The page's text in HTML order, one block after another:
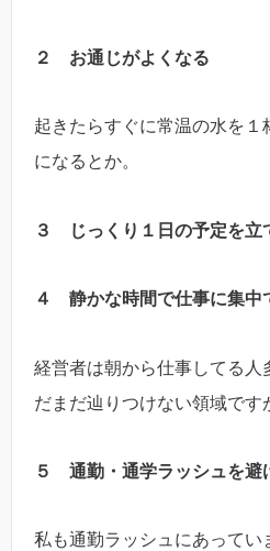
２ お通じがよくなる
起きたらすぐに常温の水を１
になるとか。
３ じっくり１日の予定を立
４ 静かな時間で仕事に集中
経営者は朝から仕事してる人
だまだ辿りつけない領域です
５ 通勤・通学ラッシュを避
私も通勤ラッシュにあってい